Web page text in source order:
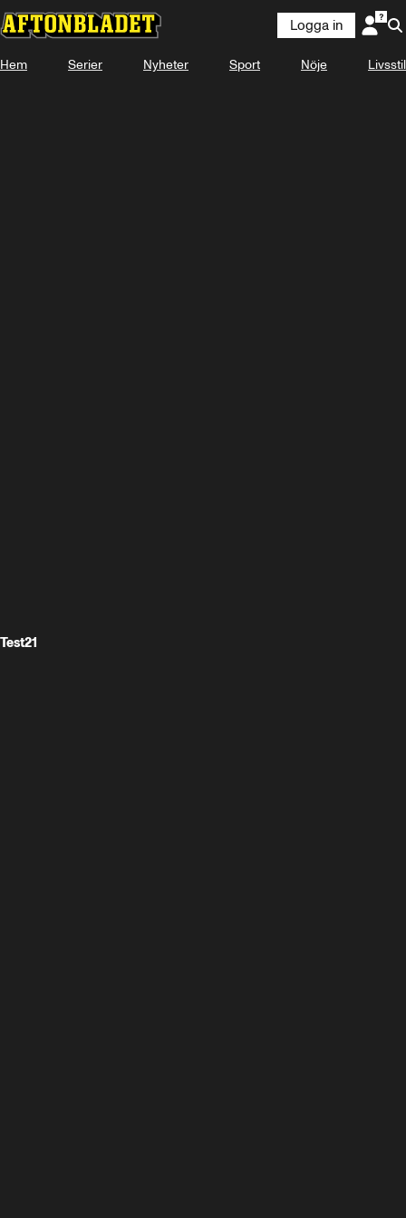
Logga in
Hem Serier Nyheter Sport Nöje Livsstil
Test21